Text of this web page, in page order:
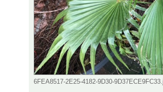
6FEA8517-2E25-4182-9D30-